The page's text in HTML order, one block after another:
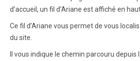
d’accueil, un fil d’Ariane est affiché en
Ce fil d’Ariane vous permet de vous
du site.
Il vous indique le chemin parcouru depuis